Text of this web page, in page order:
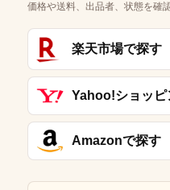
価格や送料、出品者、状態を確
楽天市場で探す
Yahoo!ショッピ
Amazonで探す